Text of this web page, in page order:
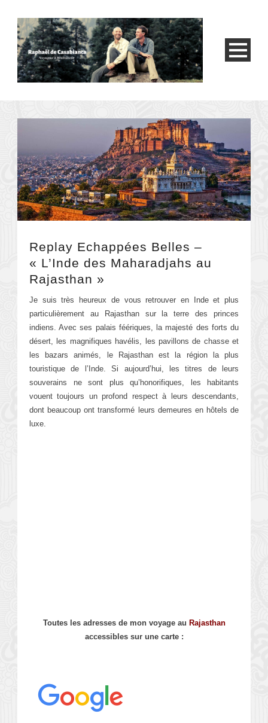
Replay Echappées Belles –
« L’Inde des Maharadjahs au
Rajasthan »
Je suis très heureux de vous retrouver en Inde et plus
particulièrement au
Rajasthan sur la terre des princes
indiens. Avec ses palais féériques, la majesté des forts du
désert, les magnifiques havélis, les pavillons de chasse et
les bazars animés, le Rajasthan est la région la plus
touristique de l’Inde. Si aujourd’hui, les titres de leurs
souverains ne sont plus qu’honorifiques, les habitants
vouent toujours un profond respect à leurs descendants,
dont beaucoup ont transformé leurs demeures en hôtels de
luxe.
Toutes les adresses de mon voyage au Rajasthan
accessibles sur une carte :